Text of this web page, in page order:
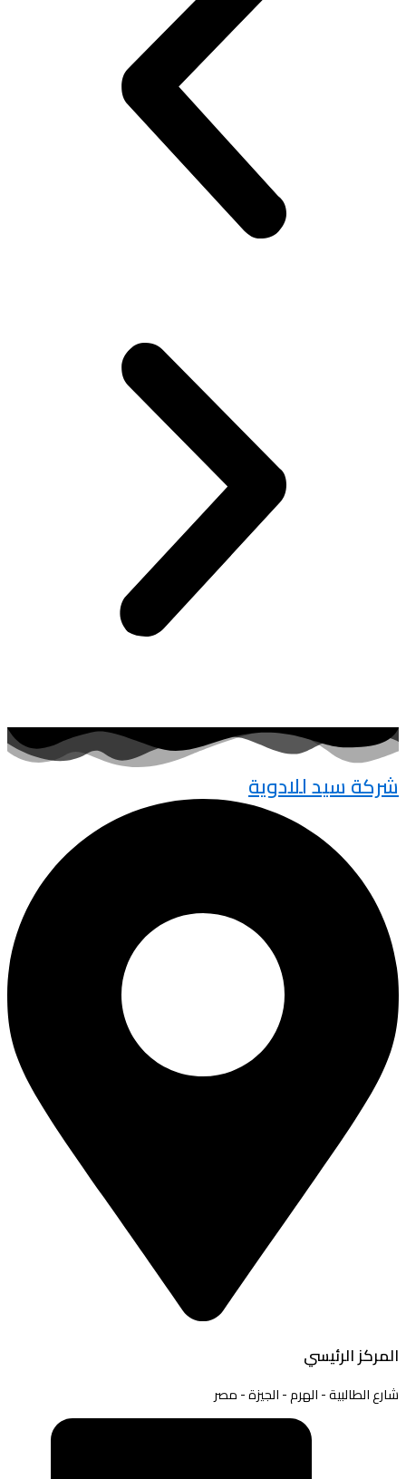
شركة سيد للادوية
المركز الرئيسي
شارع الطالبية - الهرم - الجيزة - مصر